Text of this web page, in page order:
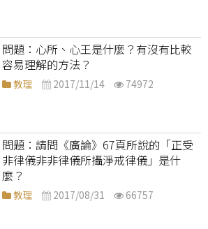
心所、心王是什麼？有沒有比較
容易理解的方法？
教理 2017/11/14 74972
請問《廣論》67頁所說的「正受
非律儀非非律儀所攝淨戒律儀」是什
麼？
教理 2017/08/31 66757